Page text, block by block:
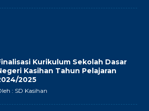
Kurikulum Sekolah Dasar
Kasihan Tahun Pelajaran
2025
: SD Kasihan